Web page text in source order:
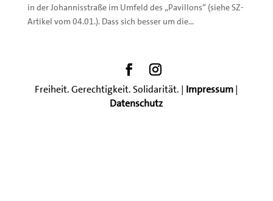
in der Johannisstraße im Umfeld des „Pavillons“ (siehe SZ-
Artikel vom 04.01.). Dass sich besser um die...
Freiheit. Gerechtigkeit. Solidarität. | Impressum|
Datenschutz